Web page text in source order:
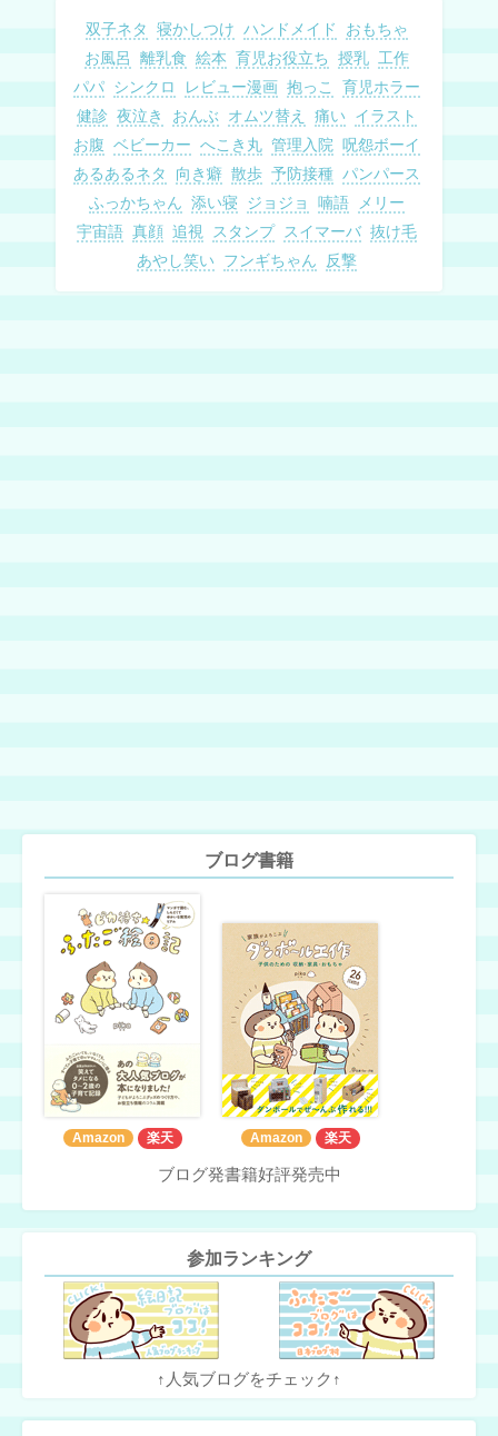
双子ネタ 寝かしつけ ハンドメイド
おもちゃ
お風呂
離乳食 絵本 育児お役立ち 授乳 工作
パパ シンクロ レビュー漫画 抱っこ
育児ホラー
健診 夜泣き おんぶ オムツ替え 痛い
イラスト
お腹 ベビーカー へこき丸 管理入院 呪怨ボーイ
あるあるネタ
向き癖 散歩 予防接種 パンパース
ふっかちゃん 添い寝 ジョジョ 喃語
メリー
宇宙語 真顔 追視 スタンプ スイマーバ 抜け毛
あやし笑い
フンギちゃん 反撃
ブログ書籍
Amazon 楽天 Amazon 楽天
ブログ発書籍好評発売中
参加ランキング
↑人気ブログをチェック↑